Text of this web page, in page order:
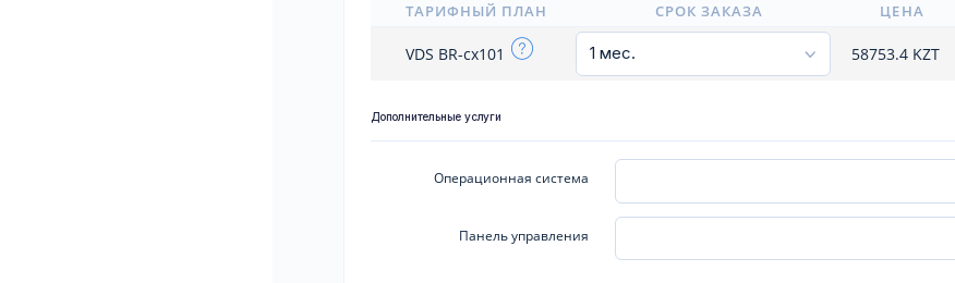
ТАРИФНЫЙ ПЛАН СРОК ЗАКАЗА ЦЕНА
VDS BR-cx101 58753.4 KZT
Дополнительные услуги
Операционная система
Панель управления